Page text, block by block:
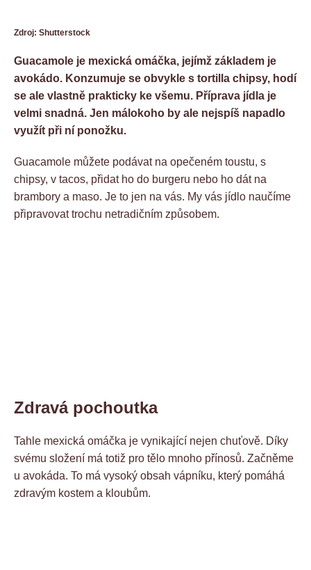
Zdroj: Shutterstock
Guacamole je mexická omáčka, jejímž základem je
avokádo. Konzumuje se obvykle s tortilla chipsy, hodí
se ale vlastně prakticky ke všemu. Příprava jídla je
velmi snadná. Jen málokoho by ale nejspíš napadlo
využít při ní ponožku.
Guacamole můžete podávat na opečeném toustu, s
chipsy, v tacos, přidat ho do burgeru nebo ho dát na
brambory a maso. Je to jen na vás. My vás jídlo naučíme
připravovat trochu netradičním způsobem.
Zdravá pochoutka
Tahle mexická omáčka je vynikající nejen chuťově. Díky
svému složení má totiž pro tělo mnoho přínosů. Začněme
u avokáda. To má vysoký obsah vápníku, který pomáhá
zdravým kostem a kloubům.